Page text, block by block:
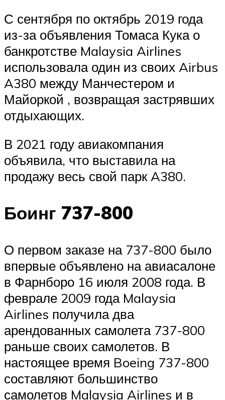
С сентября по октябрь 2019 года
из-за объявления Томаса Кука о
банкротстве Malaysia Airlines
использовала один из своих Airbus
A380 между Манчестером и
Майоркой , возвращая застрявших
отдыхающих.
В 2021 году авиакомпания
объявила, что выставила на
продажу весь свой парк A380.
Боинг 737-800
О первом заказе на 737-800 было
впервые объявлено на авиасалоне
в Фарнборо 16 июля 2008 года. В
феврале 2009 года Malaysia
Airlines получила два
арендованных самолета 737-800
раньше своих самолетов. В
настоящее время Boeing 737-800
составляют большинство
самолетов Malaysia Airlines и в